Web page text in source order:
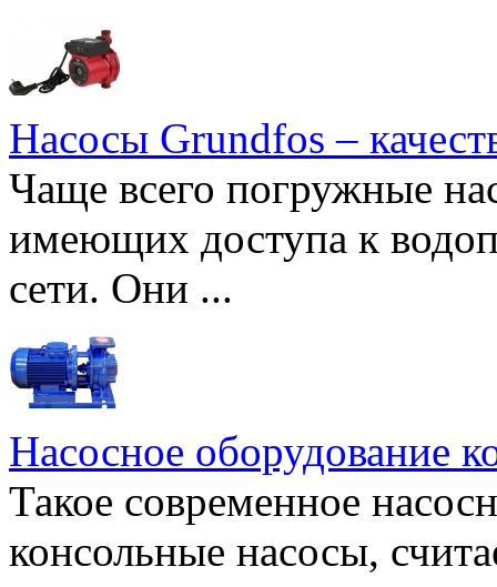
Насосы Grundfos –
Чаще всего погружные
имеющих доступа к
сети. Они ...
Насосное оборудование
Такое современное
консольные насосы,